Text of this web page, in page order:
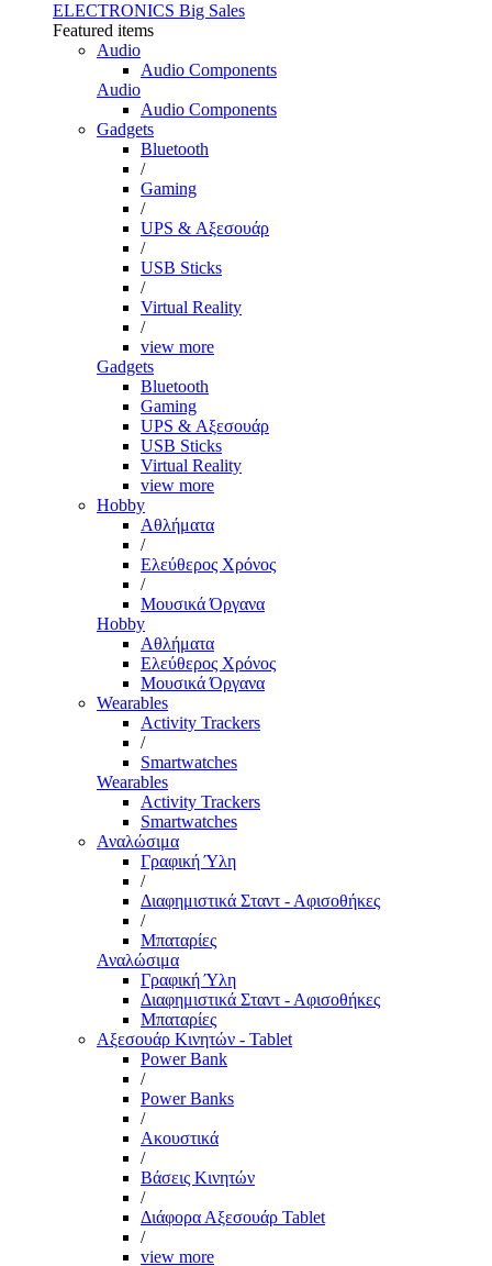
ELECTRONICS Big Sales
Featured items
Audio
Audio Components
Audio
Audio Components
Gadgets
Bluetooth
/
Gaming
/
UPS & Αξεσουάρ
/
USB Sticks
/
Virtual Reality
/
view more
Gadgets
Bluetooth
Gaming
UPS & Αξεσουάρ
USB Sticks
Virtual Reality
view more
Hobby
Αθλήματα
/
Ελεύθερος Χρόνος
/
Μουσικά Όργανα
Hobby
Αθλήματα
Ελεύθερος Χρόνος
Μουσικά Όργανα
Wearables
Activity Trackers
/
Smartwatches
Wearables
Activity Trackers
Smartwatches
Αναλώσιμα
Γραφική Ύλη
/
Διαφημιστικά Σταντ - Αφισοθήκες
/
Μπαταρίες
Αναλώσιμα
Γραφική Ύλη
Διαφημιστικά Σταντ - Αφισοθήκες
Μπαταρίες
Αξεσουάρ Κινητών - Tablet
Power Bank
/
Power Banks
/
Ακουστικά
/
Βάσεις Κινητών
/
Διάφορα Αξεσουάρ Tablet
/
view more